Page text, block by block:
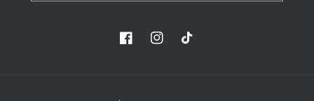
FacebookInstagramTikTok